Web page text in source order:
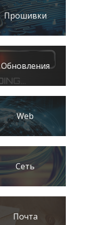
Прошивки
Обновления
Web
Сеть
Почта